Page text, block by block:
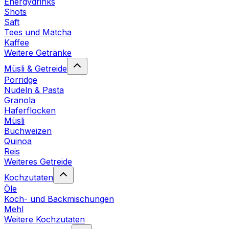
Shots
Saft
Tees und Matcha
Kaffee
Weitere Getränke
Müsli & Getreide
Porridge
Nudeln & Pasta
Granola
Haferflocken
Müsli
Buchweizen
Quinoa
Reis
Weiteres Getreide
Kochzutaten
Öle
Koch- und Backmischungen
Mehl
Weitere Kochzutaten